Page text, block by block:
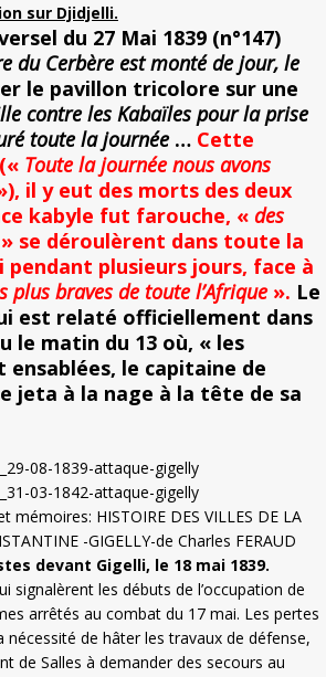
sur Djidjelli.
du 27 Mai 1839 (n°147)
du Cerbère est monté de jour, le
le pavillon tricolore sur une
contre les Kabaïles pour la prise
toute la journée … Cette
Toute la journée nous avons
il y eut des morts des deux
kabyle fut farouche, « des
» se déroulèrent dans toute la
plusieurs jours, face à
plus braves de toute l’Afrique ». Le
est relaté officiellement dans
le matin du 13 où, « les
ensablées, le capitaine de
jeta à la nage à la tête de sa
mémoires: HISTOIRE DES VILLES DE LA
-GIGELLY-de Charles FERAUD
devant Gigelli, le 18 mai 1839.
signalèrent les débuts de l’occupation de
arrêtés au combat du 17 mai. Les pertes
nécessité de hâter les travaux de défense,
de Salles à demander des secours au